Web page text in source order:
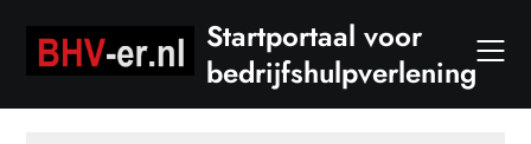
content
Startportaal voor
bedrijfshulpverlening